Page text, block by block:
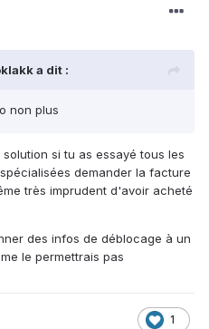
a dit :
non plus
si tu as essayé tous les
demander la facture
très imprudent d'avoir acheté
des infos de déblocage à un
le permettrais pas
1